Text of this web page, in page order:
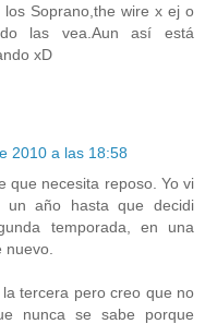
Soprano,the wire x ej o
las vea.Aun así está
xD
2010 a las 18:58
que necesita reposo. Yo vi
año hasta que decidi
temporada, en una
tercera pero creo que no
nunca se sabe porque